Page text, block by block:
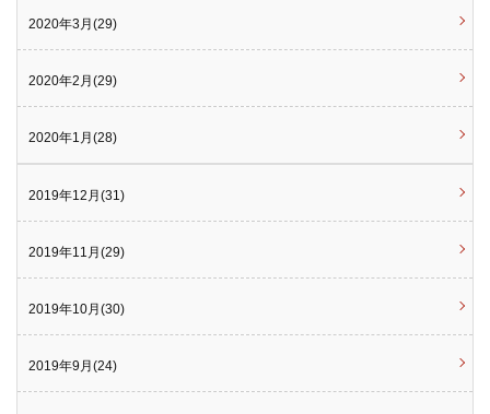
2020年3月(29)
2020年2月(29)
2020年1月(28)
2019年12月(31)
2019年11月(29)
2019年10月(30)
2019年9月(24)